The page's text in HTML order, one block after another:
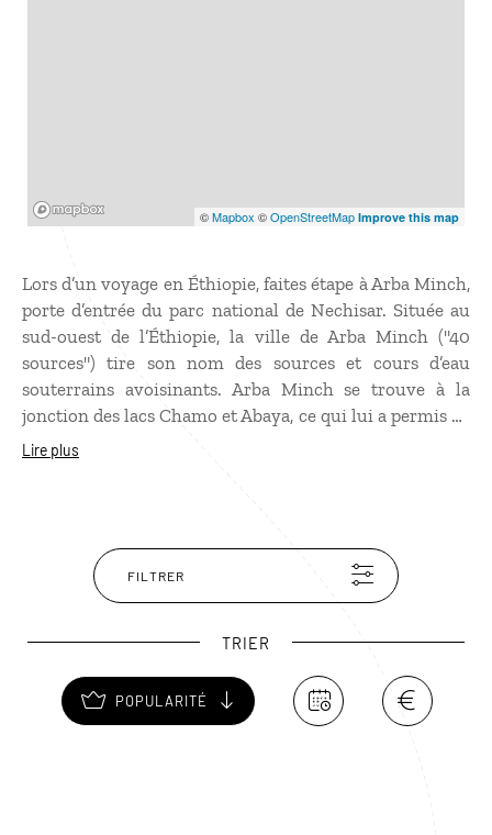
©Mapbox ©OpenStreetMap Improve this map
Lors d’un voyage en Éthiopie, faites étape à Arba Minch,
porte d’entrée du parc national de Nechisar. Située au
sud-ouest de l’Éthiopie, la ville de Arba Minch ("40
sources") tire son nom des sources et cours d’eau
souterrains avoisinants. Arba Minch se trouve à la
jonction des lacs Chamo et Abaya, ce qui lui a permis de
se développer grâce à la culture de fruits et à
d’ornithologie. Lors de votre voyage, vous y croiserez
également des espèces comme le dik-dik, le grand
koudou ou le zèbre des plaines.
Lire plus
FILTRER
TRIER
POPULARITÉ